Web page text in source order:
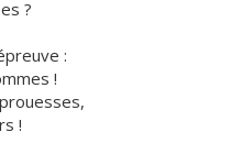
?
:
!
!